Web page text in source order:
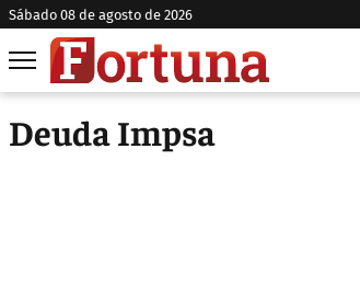
sábado 08 de agosto de 2026
Deuda Impsa